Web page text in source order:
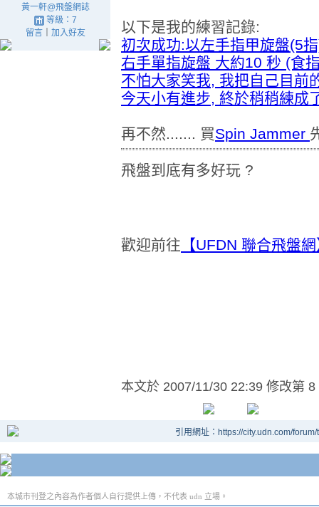
黃一軒@飛盤網誌
等級：7
留言｜ 加入好友
以下是我的練習記錄:
初次成功:以左手指甲旋盤(5
右手單指旋盤 大約10 秒 (食
不怕大家笑我, 我把自己目前
今天小有進步, 終於稍稍練成
再不然....... 買Spin Jammer
飛盤到底有多好玩 ?
歡迎前往 【UFDN 聯合飛盤
本文於 2007/11/30 22:39 修改第 8
引用網址：https://city.udn.com/
本城市刊登之內容為作者個人自行提供上傳，不代表 udn 立場。